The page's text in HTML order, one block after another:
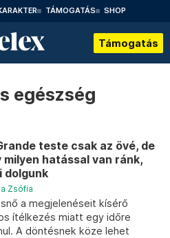
TÁMOGATÁS SHOP
Támogatás
egészség
teste csak az övé, de
milyen hatással van ránk,
dolgunk
Zsófia
a megjelenéseit kísérő
ítélkezés miatt egy időre
A döntésnek köze lehet